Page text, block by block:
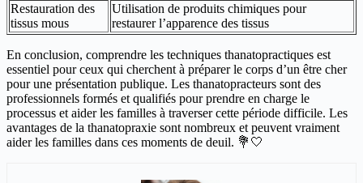
Restauration des
tissus mous
Utilisation de produits chimiques pour
restaurer l’apparence des tissus
En conclusion, comprendre les techniques thanatopractiques est
essentiel pour ceux qui cherchent à préparer le corps d’un être cher
pour une présentation publique. Les thanatopracteurs sont des
professionnels formés et qualifiés pour prendre en charge le
processus et aider les familles à traverser cette période difficile. Les
avantages de la thanatopraxie sont nombreux et peuvent vraiment
aider les familles dans ces moments de deuil. 💐🤍